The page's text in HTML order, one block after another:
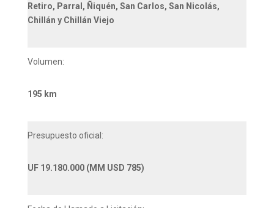
Retiro, Parral, Ñiquén, San Carlos, San Nicolás,
Chillán y Chillán Viejo
Volumen:
195 km
Presupuesto oficial:
UF 19.180.000 (MM USD 785)